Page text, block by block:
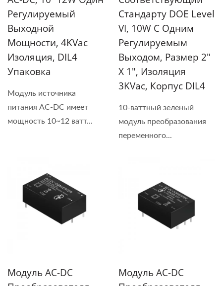
Регулируемый
Выходной
Мощности, 4KVac
Изоляция, DIL4
Упаковка
Модуль источника
питания AC-DC имеет
мощность 10~12 ватт...
Стандарту DOE Level
VI, 10W С Одним
Регулируемым
Выходом, Размер 2"
X 1", Изоляция
3KVac, Корпус DIL4
10-ваттный зеленый
модуль преобразования
переменного...
Модуль AC-DC
Модуль AC-DC